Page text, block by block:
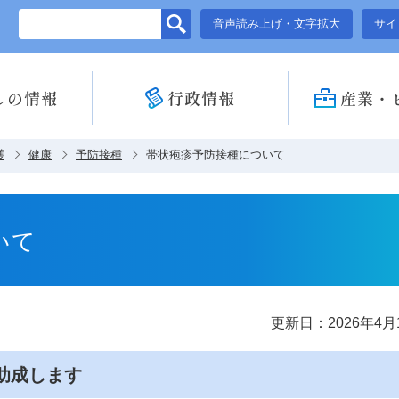
このページの本文へ移動
音声読み上げ・文字拡大 サ
の情報 行政情報 産業・
健康 予防接種 帯状疱疹予防接種について
て
更新日：2026年4
成します